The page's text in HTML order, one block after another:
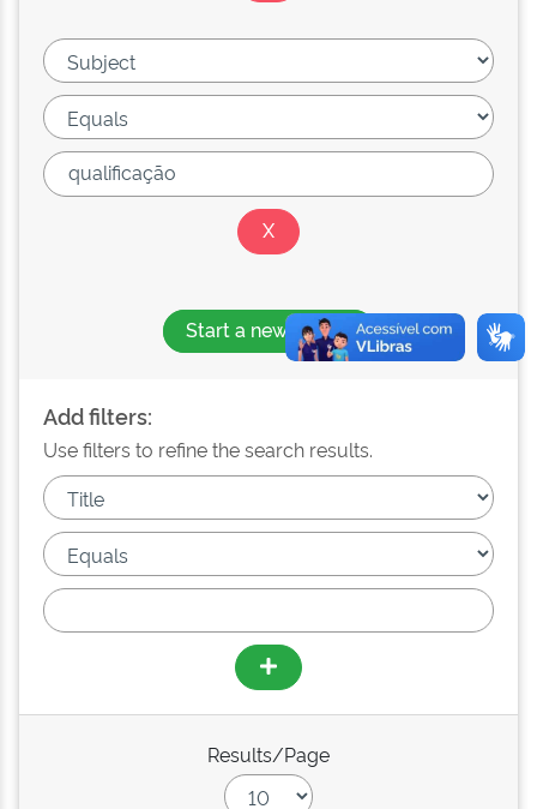
Start a new search
Add filters:
Use filters to refine the search results.
Results/Page